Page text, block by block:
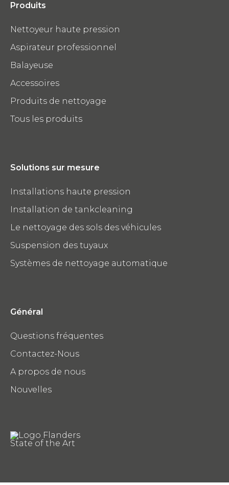
Produits
Nettoyeur haute pression
Aspirateur professionnel
Balayeuse
Accessoires
Produits de nettoyage
Tous les produits
Solutions sur mesure
Installations haute pression
Installation de tankcleaning
Le nettoyage des sols des véhicules
Suspension des tuyaux
Systèmes de nettoyage automatique
Général
Questions fréquentes
Contactez-Nous
A propos de nous
Nouvelles